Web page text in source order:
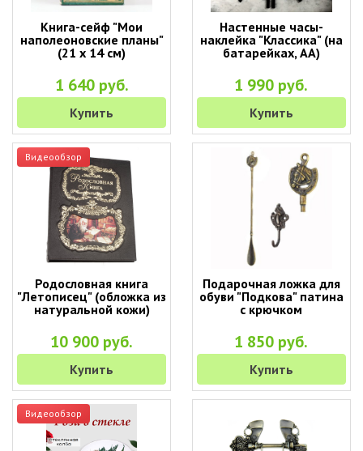
Книга-сейф "Мои
наполеоновские планы"
(21 х 14 см)
1 640 руб.
Купить
Настенные часы-
наклейка "Классика" (на
батарейках, АА)
1 990 руб.
Купить
Видеообзор
Родословная книга
"Летописец" (обложка из
натуральной кожи)
10 900 руб.
Купить
Подарочная ложка для
обуви "Подкова" патина
с крючком
1 850 руб.
Купить
Видеообзор